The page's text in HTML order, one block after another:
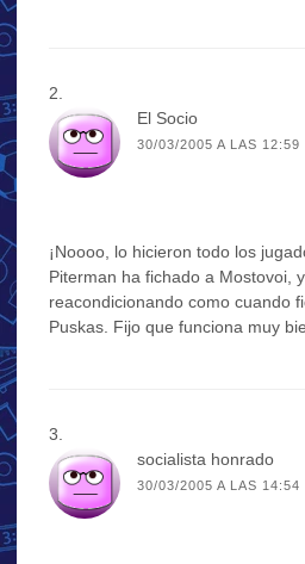
El Socio
30/03/2005 A LAS 12:59
¡Noooo, lo hicieron todo los
Piterman ha fichado a Mostovoi,
reacondicionando como cuando
Puskas. Fijo que funciona muy
socialista honrado
30/03/2005 A LAS 14:54